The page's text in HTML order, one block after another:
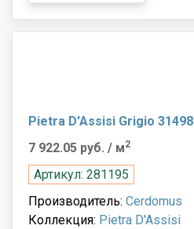
Pietra D'Assisi Grigio 31498
7 922.05 руб. / м2
Артикул: 281195
Производитель: Cerdomus
Коллекция: Pietra D'Assisi